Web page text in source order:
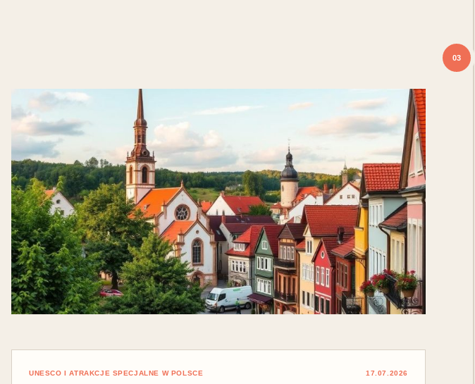
03
UNESCO I ATRAKCJE SPECJALNE W POLSCE 17.07.2026